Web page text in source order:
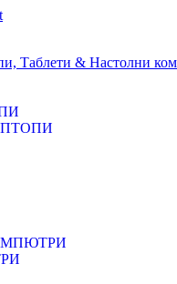
Таблети & Настолни